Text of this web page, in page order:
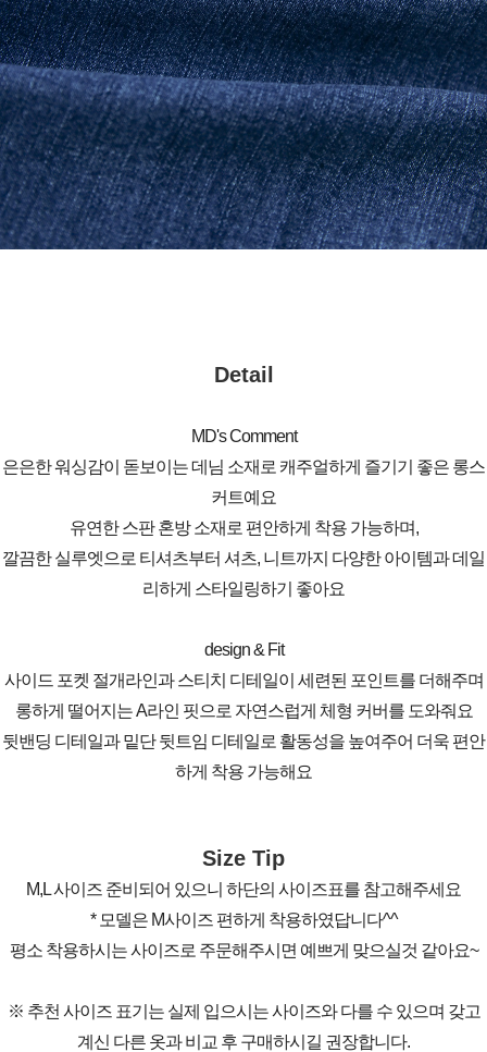
Detail
MD's Comment
은은한 워싱감이 돋보이는 데님 소재로 캐주얼하게 즐기기 좋은 롱스
커트예요
유연한 스판 혼방 소재로 편안하게 착용 가능하며,
깔끔한 실루엣으로 티셔츠부터 셔츠, 니트까지 다양한 아이템과 데일
리하게 스타일링하기 좋아요
design & Fit
사이드 포켓 절개라인과 스티치 디테일이 세련된 포인트를 더해주며
롱하게 떨어지는 A라인 핏으로 자연스럽게 체형 커버를 도와줘요
뒷밴딩 디테일과 밑단 뒷트임 디테일로 활동성을 높여주어 더욱 편안
하게 착용 가능해요
Size Tip
M,L 사이즈 준비되어 있으니 하단의 사이즈표를 참고해주세요
* 모델은 M사이즈 편하게 착용하였답니다^^
평소 착용하시는 사이즈로 주문해주시면 예쁘게 맞으실것 같아요~
※ 추천 사이즈 표기는 실제 입으시는 사이즈와 다를 수 있으며 갖고
계신 다른 옷과 비교 후 구매하시길 권장합니다.